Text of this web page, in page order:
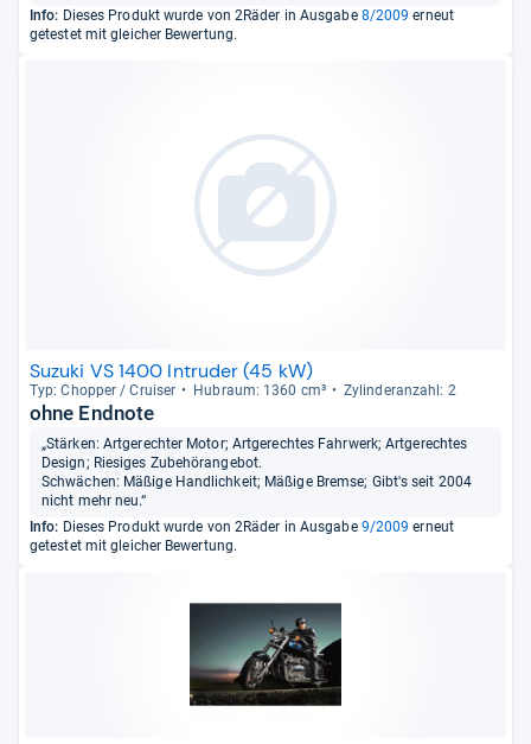
Info: Dieses Produkt wurde von 2Räder in Ausgabe 8/2009 erneut
getestet mit gleicher Bewertung.
Suzuki VS 1400 Intruder (45 kW)
Typ: Chop­per / Crui­ser Hub­raum: 1360 cm³ Zylin­deran­zahl: 2
ohne Endnote
„Stärken: Artgerechter Motor; Artgerechtes Fahrwerk; Artgerechtes
Design; Riesiges Zubehörangebot.
Schwächen: Mäßige Handlichkeit; Mäßige Bremse; Gibt's seit 2004
nicht mehr neu.“
Info: Dieses Produkt wurde von 2Räder in Ausgabe 9/2009 erneut
getestet mit gleicher Bewertung.